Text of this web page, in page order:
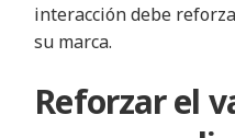
interacción debe
su marca.
Reforzar el